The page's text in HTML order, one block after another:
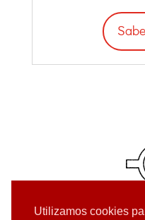
Utilizamos cookies